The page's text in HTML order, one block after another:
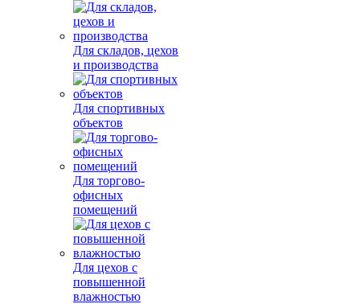
Для складов, цехов
и производства
Для спортивных
объектов
Для торгово-
офисных
помещений
Для цехов с
повышенной
влажностью